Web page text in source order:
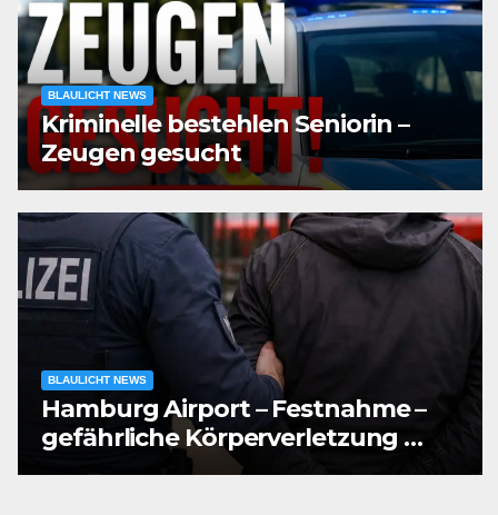
BLAULICHT NEWS
Kriminelle bestehlen Seniorin –
Zeugen gesucht
BLAULICHT NEWS
Hamburg Airport – Festnahme –
gefährliche Körperverletzung …